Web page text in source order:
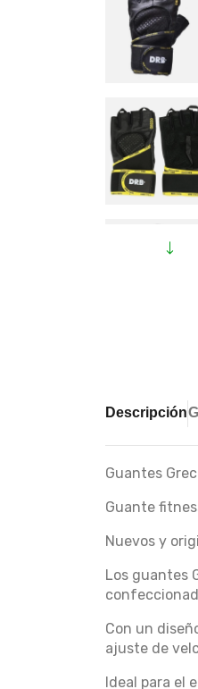
Descripción
Guantes
Guante
Nuevos y
Los guantes
Con un
ajuste de
Ideal para el